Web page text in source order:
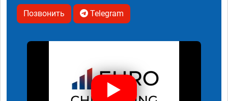
Позвонить Telegram